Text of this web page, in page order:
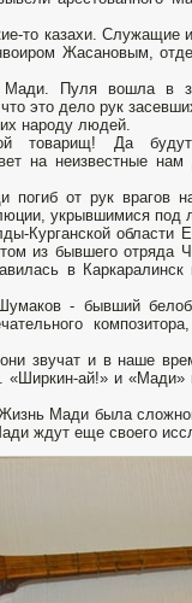
то казахи.
Жасановым,
Мади. Пуля вошла
это дело рук
народу людей.
товарищ! Да
на неизвестные
от рук врагов
укрывшимися под
Курганской
из бывшего отряда
в
- бывший
звучат и в наше
«Ширкин-ай!» и
Мади была
ждут еще своего